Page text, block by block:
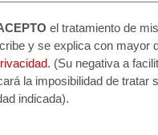
el tratamiento de
y se explica con mayor
. (Su negativa a
la imposibilidad de tratar
indicada).